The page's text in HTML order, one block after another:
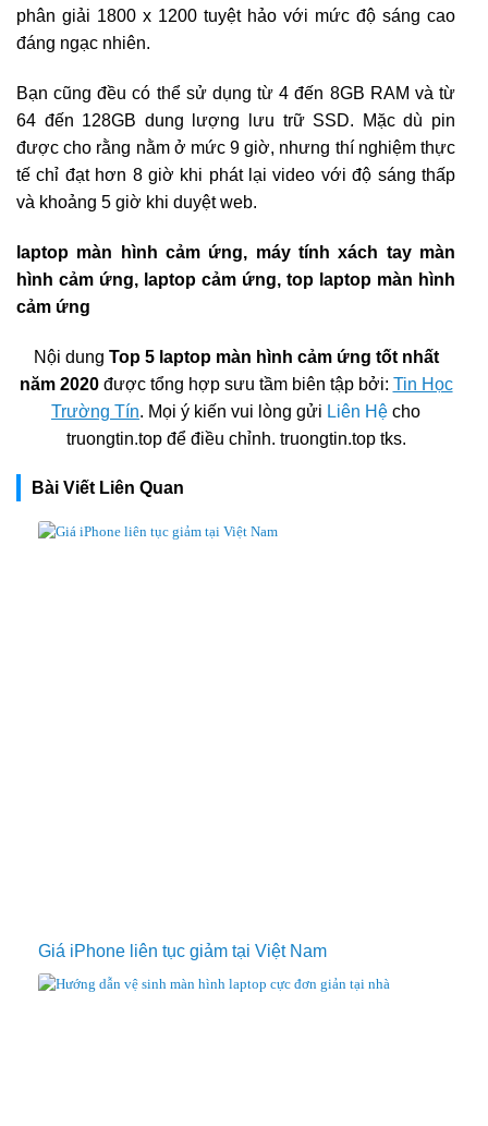
phân giải 1800 x 1200 tuyệt hảo với mức độ sáng cao
đáng ngạc nhiên.
Bạn cũng đều có thể sử dụng từ 4 đến 8GB RAM và từ
64 đến 128GB dung lượng lưu trữ SSD. Mặc dù pin
được cho rằng nằm ở mức 9 giờ, nhưng thí nghiệm thực
tế chỉ đạt hơn 8 giờ khi phát lại video với độ sáng thấp
và khoảng 5 giờ khi duyệt web.
laptop màn hình cảm ứng, máy tính xách tay màn
hình cảm ứng, laptop cảm ứng, top laptop màn hình
cảm ứng
Nội dung Top 5 laptop màn hình cảm ứng tốt nhất
năm 2020được tổng hợp sưu tầm biên tập bởi: Tin Học
Trường Tín. Mọi ý kiến vui lòng gửi Liên Hệ cho
truongtin.top để điều chỉnh. truongtin.top tks.
Bài Viết Liên Quan
Giá iPhone liên tục giảm tại Việt Nam